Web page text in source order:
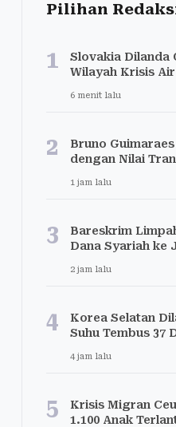
Pilihan
1
Slovakia Dilanda
Wilayah Krisis
6 menit lalu
2
Bruno
dengan Nilai
1 jam lalu
3
Bareskrim
Dana Syariah ke
2 jam lalu
4
Korea Selatan
Suhu Tembus 37
4 jam lalu
5
Krisis Migran
1.100 Anak